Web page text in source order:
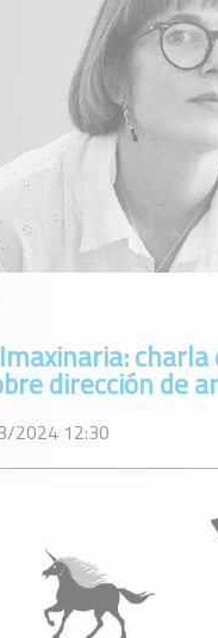
charla
dirección de
2024 12:30